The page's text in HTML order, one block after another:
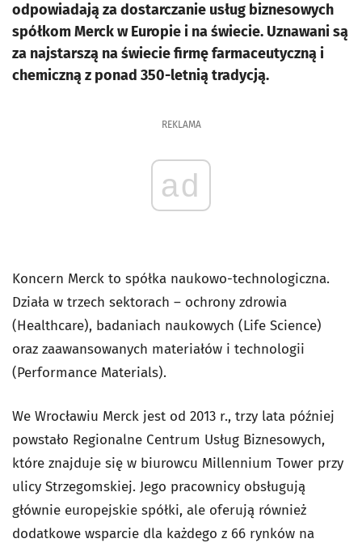
odpowiadają za dostarczanie usług biznesowych
spółkom Merck w Europie i na świecie. Uznawani są
za najstarszą na świecie firmę farmaceutyczną i
chemiczną z ponad 350-letnią tradycją.
REKLAMA
ad
Koncern Merck to spółka naukowo-technologiczna.
Działa w trzech sektorach – ochrony zdrowia
(Healthcare), badaniach naukowych (Life Science)
oraz zaawansowanych materiałów i technologii
(Performance Materials).
We Wrocławiu Merck jest od 2013 r., trzy lata później
powstało Regionalne Centrum Usług Biznesowych,
które znajduje się w biurowcu Millennium Tower przy
ulicy Strzegomskiej. Jego pracownicy obsługują
głównie europejskie spółki, ale oferują również
dodatkowe wsparcie dla każdego z 66 rynków na